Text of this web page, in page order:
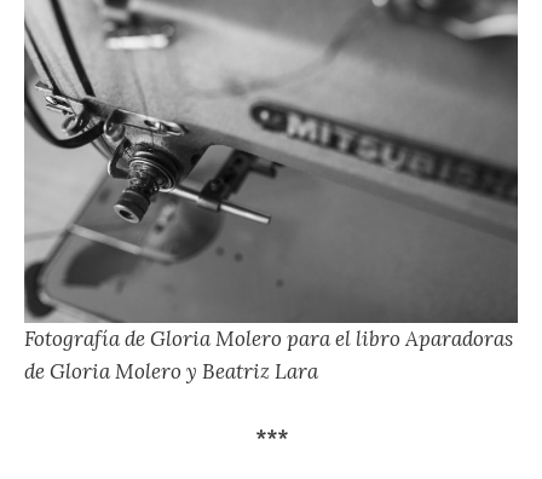
Fotografía de Gloria Molero para el libro Aparadoras
de Gloria Molero y Beatriz Lara
***